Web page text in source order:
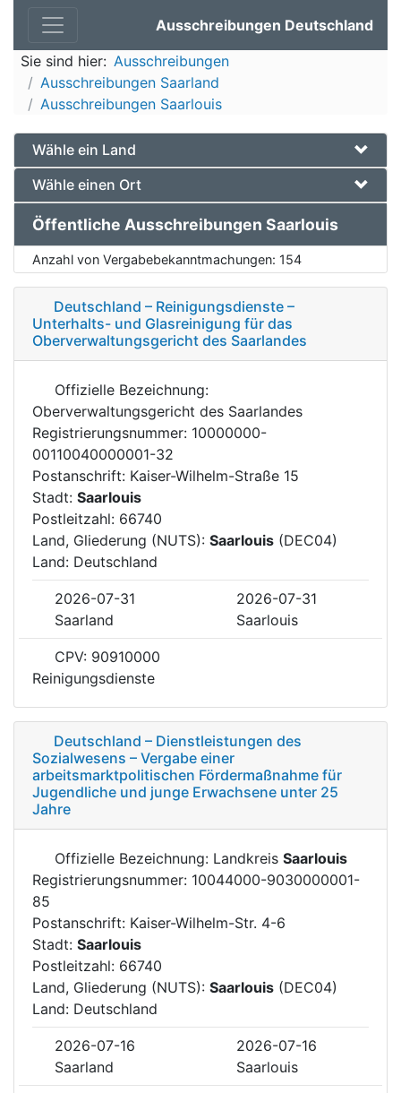
Ausschreibungen Deutschland
Sie sind hier: Ausschreibungen
Ausschreibungen Saarland
Ausschreibungen Saarlouis
Wähle ein Land
Wähle einen Ort
Öffentliche Ausschreibungen Saarlouis
Anzahl von Vergabebekanntmachungen: 154
Deutschland – Reinigungsdienste –
Unterhalts- und Glasreinigung für das
Oberverwaltungsgericht des Saarlandes
Offizielle Bezeichnung:
Oberverwaltungsgericht des Saarlandes
Registrierungsnummer: 10000000-
00110040000001-32
Postanschrift: Kaiser-Wilhelm-Straße 15
Stadt: Saarlouis
Postleitzahl: 66740
Land, Gliederung (NUTS): Saarlouis (DEC04)
Land: Deutschland
2026-07-31
2026-07-31
Saarland
Saarlouis
CPV: 90910000
Reinigungsdienste
Deutschland – Dienstleistungen des
Sozialwesens – Vergabe einer
arbeitsmarktpolitischen Fördermaßnahme für
Jugendliche und junge Erwachsene unter 25
Jahre
Offizielle Bezeichnung: Landkreis Saarlouis
Registrierungsnummer: 10044000-9030000001-
85
Postanschrift: Kaiser-Wilhelm-Str. 4-6
Stadt: Saarlouis
Postleitzahl: 66740
Land, Gliederung (NUTS): Saarlouis (DEC04)
Land: Deutschland
2026-07-16
2026-07-16
Saarland
Saarlouis